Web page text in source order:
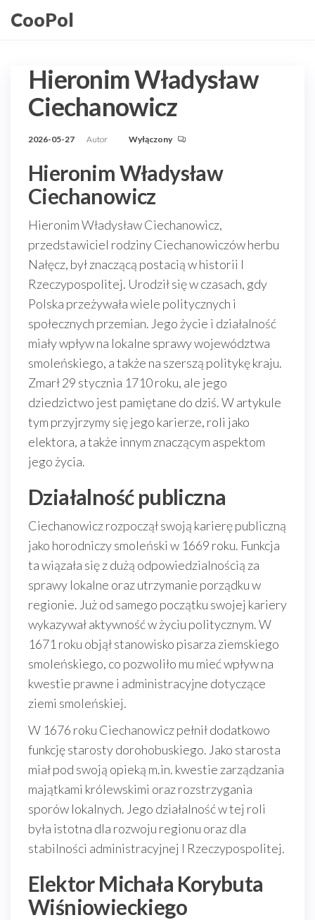
doCooPol
Hieronim Władysław
Ciechanowicz
2026-05-27 Autor Wyłączony
Hieronim Władysław
Ciechanowicz
Hieronim Władysław Ciechanowicz,
przedstawiciel rodziny Ciechanowiczów herbu
Nałęcz, był znaczącą postacią w historii I
Rzeczypospolitej. Urodził się w czasach, gdy
Polska przeżywała wiele politycznych i
społecznych przemian. Jego życie i działalność
miały wpływ na lokalne sprawy województwa
smoleńskiego, a także na szerszą politykę kraju.
Zmarł 29 stycznia 1710 roku, ale jego
dziedzictwo jest pamiętane do dziś. W artykule
tym przyjrzymy się jego karierze, roli jako
elektora, a także innym znaczącym aspektom
jego życia.
Działalność publiczna
Ciechanowicz rozpoczął swoją karierę publiczną
jako horodniczy smoleński w 1669 roku. Funkcja
ta wiązała się z dużą odpowiedzialnością za
sprawy lokalne oraz utrzymanie porządku w
regionie. Już od samego początku swojej kariery
wykazywał aktywność w życiu politycznym. W
1671 roku objął stanowisko pisarza ziemskiego
smoleńskiego, co pozwoliło mu mieć wpływ na
kwestie prawne i administracyjne dotyczące
ziemi smoleńskiej.
W 1676 roku Ciechanowicz pełnił dodatkowo
funkcję starosty dorohobuskiego. Jako starosta
miał pod swoją opieką m.in. kwestie zarządzania
majątkami królewskimi oraz rozstrzygania
sporów lokalnych. Jego działalność w tej roli
była istotna dla rozwoju regionu oraz dla
stabilności administracyjnej I Rzeczypospolitej.
Elektor Michała Korybuta
Wiśniowieckiego